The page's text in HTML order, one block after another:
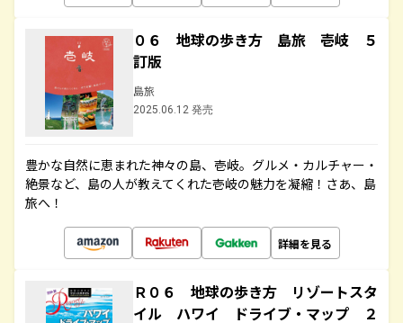
０６ 地球の歩き方 島旅 壱岐 ５
訂版
島旅
2025.06.12 発売
豊かな自然に恵まれた神々の島、壱岐。グルメ・カルチャー・
絶景など、島の人が教えてくれた壱岐の魅力を凝縮！さあ、島
旅へ！
詳細を見る
Ｒ０６ 地球の歩き方 リゾートスタ
イル ハワイ ドライブ・マップ ２